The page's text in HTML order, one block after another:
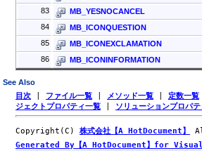
83
MB_YESNOCANCEL
84
MB_ICONQUESTION
85
MB_ICONEXCLAMATION
86
MB_ICONINFORMATION
See Also
目次 ファイル一覧 メソッド一覧 定数一覧
ジェクトプロパティ一覧
ソリューションプロパ
Copyright(C) 株式会社【A HotDocument】
Generated By【A HotDocument】for